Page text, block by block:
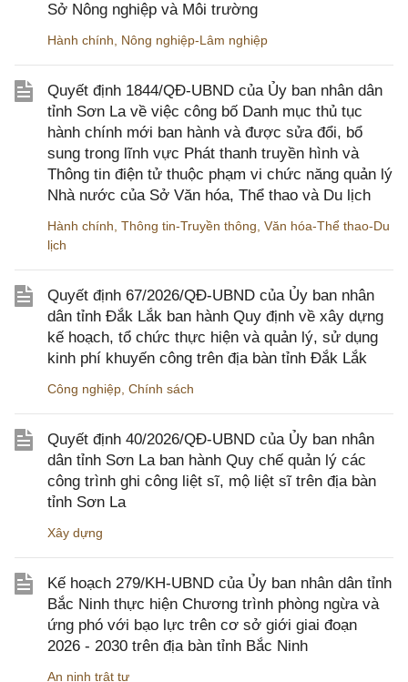
Sở Nông nghiệp và Môi trường
Hành chính Nông nghiệp-Lâm nghiệp
Quyết định 1844/QĐ-UBND của Ủy ban nhân dân
tỉnh Sơn La về việc công bố Danh mục thủ tục
hành chính mới ban hành và được sửa đổi, bổ
sung trong lĩnh vực Phát thanh truyền hình và
Thông tin điện tử thuộc phạm vi chức năng quản lý
Nhà nước của Sở Văn hóa, Thể thao và Du lịch
Hành chính Thông tin-Truyền thông Văn hóa-Thể thao-Du
lịch
Quyết định 67/2026/QĐ-UBND của Ủy ban nhân
dân tỉnh Đắk Lắk ban hành Quy định về xây dựng
kế hoạch, tổ chức thực hiện và quản lý, sử dụng
kinh phí khuyến công trên địa bàn tỉnh Đắk Lắk
Công nghiệp Chính sách
Quyết định 40/2026/QĐ-UBND của Ủy ban nhân
dân tỉnh Sơn La ban hành Quy chế quản lý các
công trình ghi công liệt sĩ, mộ liệt sĩ trên địa bàn
tỉnh Sơn La
Xây dựng
Kế hoạch 279/KH-UBND của Ủy ban nhân dân tỉnh
Bắc Ninh thực hiện Chương trình phòng ngừa và
ứng phó với bạo lực trên cơ sở giới giai đoạn
2026 - 2030 trên địa bàn tỉnh Bắc Ninh
An ninh trật tự